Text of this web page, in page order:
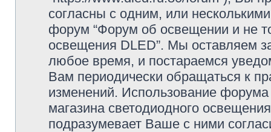
согласны с одним, или
форум “Форум об освещении и не
освещения DLED”. Мы оставляем
любое время, и постараемся
Вам периодически обращаться к
изменений. Использование
магазина светодиодного
подразумевает Ваше с ними